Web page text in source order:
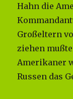
Hahn die
Großeltern
ziehen
Amerikaner
Russen das